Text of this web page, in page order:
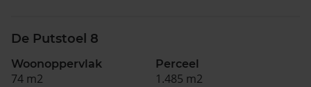
De Putstoel 8
Woonoppervlak
74 m2
Perceel
1.485 m2